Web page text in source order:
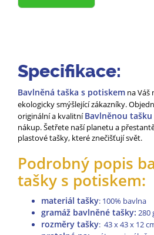
Specifikace:
Bavlněná taška s potiskem na Váš
ekologicky smýšlející zákazníky.
originální a kvalitníBavlněnou tašku
nákup. Šetřete naší planetu a
plastové tašky, které znečišťují svět.
Podrobný popis
tašky s potiskem:
materiál tašky: 100% bavlna
gramáž bavlněné tašky: 280
rozměry tašky: 43 x 43 x 12